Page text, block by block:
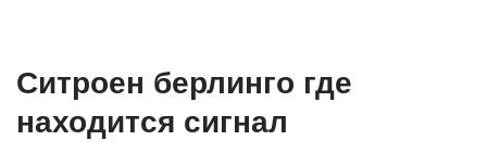
Ситроен берлинго где
находится сигнал